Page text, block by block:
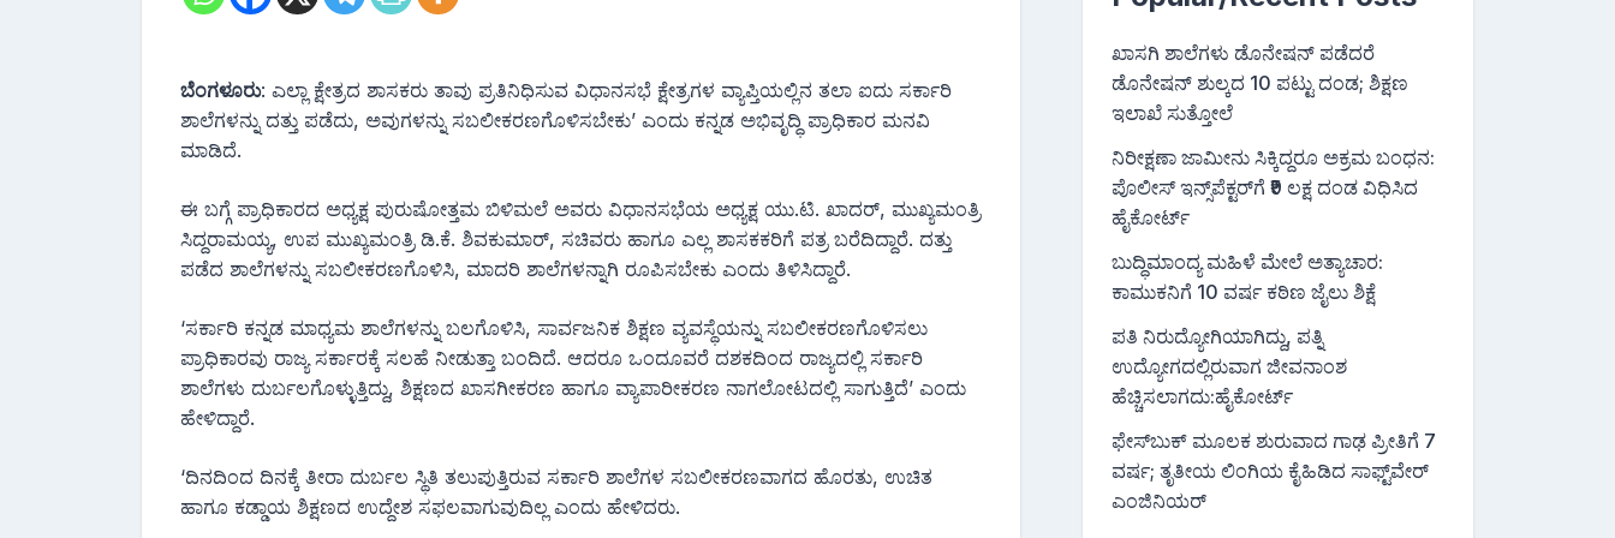
ಬೆಂಗಳೂರು: ಎಲ್ಲಾ ಕ್ಷೇತ್ರದ ಶಾಸಕರು ತಾವು ಪ್ರತಿನಿಧಿಸುವ ವಿಧಾನಸಭೆ ಕ್ಷೇತ್ರಗಳ ವ್ಯಾಪ್ತಿಯಲ್ಲಿನ ತಲಾ ಐದು ಸರ್ಕಾರಿ
ಶಾಲೆಗಳನ್ನು ದತ್ತು ಪಡೆದು, ಅವುಗಳನ್ನು ಸಬಲೀಕರಣಗೊಳಿಸಬೇಕು’ ಎಂದು ಕನ್ನಡ ಅಭಿವೃದ್ಧಿ ಪ್ರಾಧಿಕಾರ ಮನವಿ
ಮಾಡಿದೆ.
ಈ ಬಗ್ಗೆ ಪ್ರಾಧಿಕಾರದ ಅಧ್ಯಕ್ಷ ಪುರುಷೋತ್ತಮ ಬಿಳಿಮಲೆ ಅವರು ವಿಧಾನಸಭೆಯ ಅಧ್ಯಕ್ಷ ಯು.ಟಿ. ಖಾದ‌ರ್, ಮುಖ್ಯಮಂತ್ರಿ
ಸಿದ್ದರಾಮಯ್ಯ, ಉಪ ಮುಖ್ಯಮಂತ್ರಿ ಡಿ.ಕೆ. ಶಿವಕುಮಾ‌ರ್, ಸಚಿವರು ಹಾಗೂ ಎಲ್ಲ ಶಾಸಕಕರಿಗೆ ಪತ್ರ ಬರೆದಿದ್ದಾರೆ. ದತ್ತು
ಪಡೆದ ಶಾಲೆಗಳನ್ನು ಸಬಲೀಕರಣಗೊಳಿಸಿ, ಮಾದರಿ ಶಾಲೆಗಳನ್ನಾಗಿ ರೂಪಿಸಬೇಕು ಎಂದು ತಿಳಿಸಿದ್ದಾರೆ.
‘ಸರ್ಕಾರಿ ಕನ್ನಡ ಮಾಧ್ಯಮ ಶಾಲೆಗಳನ್ನು ಬಲಗೊಳಿಸಿ, ಸಾರ್ವಜನಿಕ ಶಿಕ್ಷಣ ವ್ಯವಸ್ಥೆಯನ್ನು ಸಬಲೀಕರಣಗೊಳಿಸಲು
ಪ್ರಾಧಿಕಾರವು ರಾಜ್ಯ ಸರ್ಕಾರಕ್ಕೆ ಸಲಹೆ ನೀಡುತ್ತಾ ಬಂದಿದೆ. ಆದರೂ ಒಂದೂವರೆ ದಶಕದಿಂದ ರಾಜ್ಯದಲ್ಲಿ ಸರ್ಕಾರಿ
ಶಾಲೆಗಳು ದುರ್ಬಲಗೊಳ್ಳುತ್ತಿದ್ದು, ಶಿಕ್ಷಣದ ಖಾಸಗೀಕರಣ ಹಾಗೂ ವ್ಯಾಪಾರೀಕರಣ ನಾಗಲೋಟದಲ್ಲಿ ಸಾಗುತ್ತಿದೆ’ ಎಂದು
ಹೇಳಿದ್ದಾರೆ.
‘ದಿನದಿಂದ ದಿನಕ್ಕೆ ತೀರಾ ದುರ್ಬಲ ಸ್ಥಿತಿ ತಲುಪುತ್ತಿರುವ ಸರ್ಕಾರಿ ಶಾಲೆಗಳ ಸಬಲೀಕರಣವಾಗದ ಹೊರತು, ಉಚಿತ
ಹಾಗೂ ಕಡ್ಡಾಯ ಶಿಕ್ಷಣದ ಉದ್ದೇಶ ಸಫಲವಾಗುವುದಿಲ್ಲ ಎಂದು ಹೇಳಿದರು.
ಖಾಸಗಿ ಶಾಲೆಗಳು ಡೊನೇಷನ್ ಪಡೆದರೆ
ಡೊನೇಷನ್ ಶುಲ್ಕದ 10 ಪಟ್ಟು ದಂಡ; ಶಿಕ್ಷಣ
ಇಲಾಖೆ ಸುತ್ತೋಲೆ
ನಿರೀಕ್ಷಣಾ ಜಾಮೀನು ಸಿಕ್ಕಿದ್ದರೂ ಅಕ್ರಮ ಬಂಧನ:
ಪೊಲೀಸ್ ಇನ್ಸ್‌ಪೆಕ್ಟರ್‌ಗೆ ₹9 ಲಕ್ಷ ದಂಡ ವಿಧಿಸಿದ
ಹೈಕೋರ್ಟ್
ಬುದ್ಧಿಮಾಂದ್ಯ ಮಹಿಳೆ ಮೇಲೆ ಅತ್ಯಾಚಾರ:
ಕಾಮುಕನಿಗೆ 10 ವರ್ಷ ಕಠಿಣ ಜೈಲು ಶಿಕ್ಷೆ
ಪತಿ ನಿರುದ್ಯೋಗಿಯಾಗಿದ್ದು, ಪತ್ನಿ
ಉದ್ಯೋಗದಲ್ಲಿರುವಾಗ ಜೀವನಾಂಶ
ಹೆಚ್ಚಿಸಲಾಗದು:ಹೈಕೋರ್ಟ್
ಫೇಸ್‌ಬುಕ್‌ ಮೂಲಕ ಶುರುವಾದ ಗಾಢ ಪ್ರೀತಿಗೆ 7
ವರ್ಷ; ತೃತೀಯ ಲಿಂಗಿಯ ಕೈಹಿಡಿದ ಸಾಫ್ಟ್‌ವೇರ್
ಎಂಜಿನಿಯರ್